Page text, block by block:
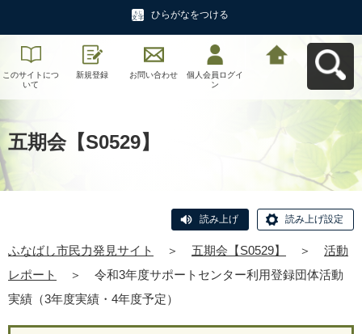
ひらがなをつける
このサイトにつ
いて
新規登録 お問い合わせ
個人会員ログイ
ン
五期会【S0529】
読み上げ 読み上げ設定
ふなばし市民力発見サイト ＞ 五期会【S0529】 ＞
活動
レポート
＞
令和3年度サポートセンター利用登録団体活動
実績（3年度実績・4年度予定）